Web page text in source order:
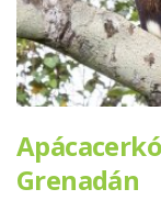
Grenadán